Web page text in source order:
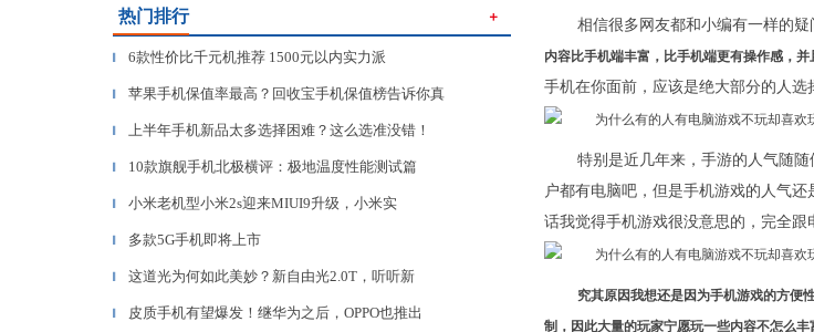
热门排行 ＋
▎ 6款性价比千元机推荐 1500元以内实力派
▎ 苹果手机保值率最高？回收宝手机保值榜告诉你真
▎ 上半年手机新品太多选择困难？这么选准没错！
▎ 10款旗舰手机北极横评：极地温度性能测试篇
▎ 小米老机型小米2s迎来MIUI9升级，小米实
▎ 多款5G手机即将上市
▎ 这道光为何如此美妙？新自由光2.0T，听听新
▎ 皮质手机有望爆发！继华为之后，OPPO也推出
相信很多网友都和小编有一样的疑
内容比手机端丰富，比手机端更有操作感，
手机在你面前，应该是绝大部分的人选
特别是近几年来，手游的人气随随
户都有电脑吧，但是手机游戏的人气还
话我觉得手机游戏很没意思的，完全跟
究其原因我想还是因为手机游戏的方便
制，因此大量的玩家宁愿玩一些内容不怎么